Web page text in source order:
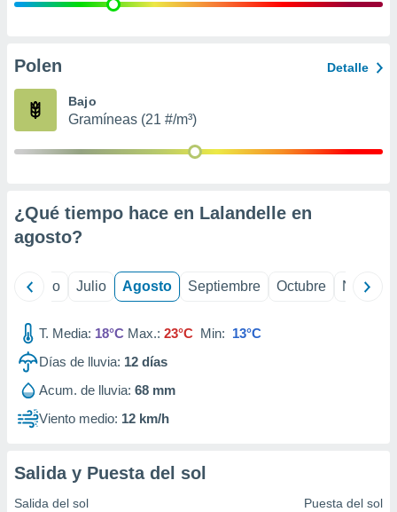
e
publicidad
Polen Detalle
Bajo
Gramíneas (21 #/m³)
¿Qué tiempo hace en Lalandelle en
agosto?
Junio Julio Agosto Septiembre Octubre
T. Media: 18°C Max.: 23°C Min: 13°C
Días de lluvia: 12 días
Acum. de lluvia: 68 mm
Viento medio: 12 km/h
Salida y Puesta del sol
Salida del sol Puesta del sol